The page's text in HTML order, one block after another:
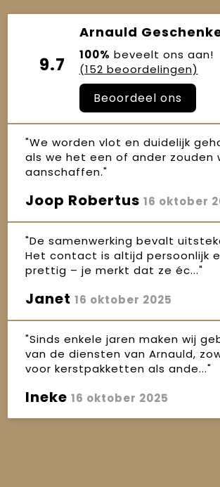
9.7
Arnauld
100% beveelt ons aan!
(152 beoordelingen)
Beoordeel ons
"We worden vlot en duidelijk
als we het een of ander zouden
aanschaffen."
Joop Robertus 16 oktober
"De samenwerking bevalt
Het contact is altijd persoonlijk
prettig – je merkt dat ze éc..."
Janet 16 oktober 2025
"Sinds enkele jaren maken wij
van de diensten van Arnauld,
voor kerstpakketten als ande..."
Ineke 16 oktober 2025